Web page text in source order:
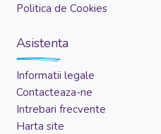
Politica de Cookies
Asistenta
Informatii legale
Contacteaza-ne
Intrebari frecvente
Harta site